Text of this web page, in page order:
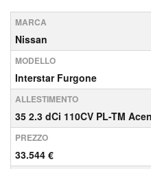
MARCA
Nissan
MODELLO
Interstar Furgone
ALLESTIMENTO
35 2.3 dCi 110CV PL-TM
PREZZO
33.544 €